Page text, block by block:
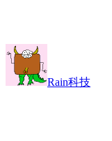
Rain科技